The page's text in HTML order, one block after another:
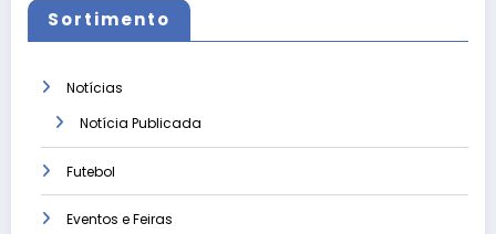
Sortimento
Notícias
Notícia Publicada
Futebol
Eventos e Feiras